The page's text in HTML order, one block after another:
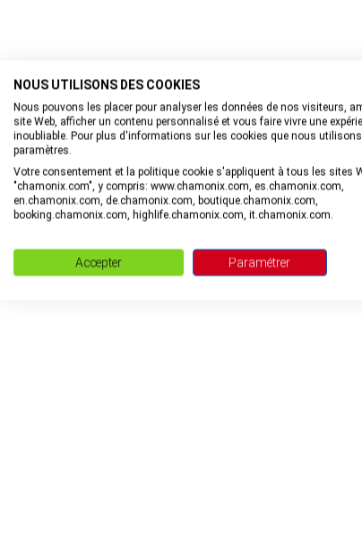
NOUS UTILISONS DES COOKIES
Nous pouvons les placer pour analyser les données de nos visiteurs,
site Web, afficher un contenu personnalisé et vous faire vivre une
inoubliable. Pour plus d'informations sur les cookies que nous
paramètres.
Votre consentement et la politique cookie s'appliquent à tous les sites
"chamonix.com", y compris: www.chamonix.com, es.chamonix.com,
en.chamonix.com, de.chamonix.com, boutique.chamonix.com,
booking.chamonix.com, highlife.chamonix.com, it.chamonix.com.
Accepter Paramétrer